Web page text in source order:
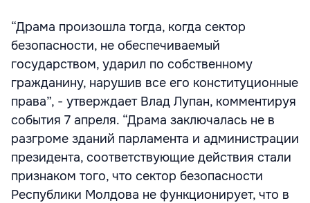
“Драма произошла тогда, когда сектор
безопасности, не обеспечиваемый
государством, ударил по собственному
гражданину, нарушив все его конституционные
права”, - утверждает Влад Лупан, комментируя
события 7 апреля. “Драма заключалась не в
разгроме зданий парламента и администрации
президента, соответствующие действия стали
признаком того, что сектор безопасности
Республики Молдова не функционирует, что в